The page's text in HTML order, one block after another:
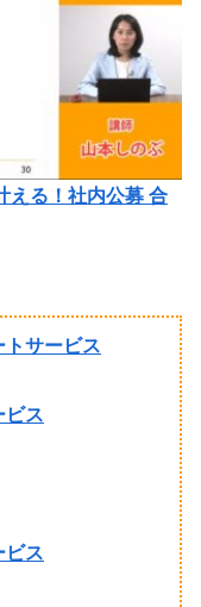
える！社内公募 合
サービス
ビス
ビス